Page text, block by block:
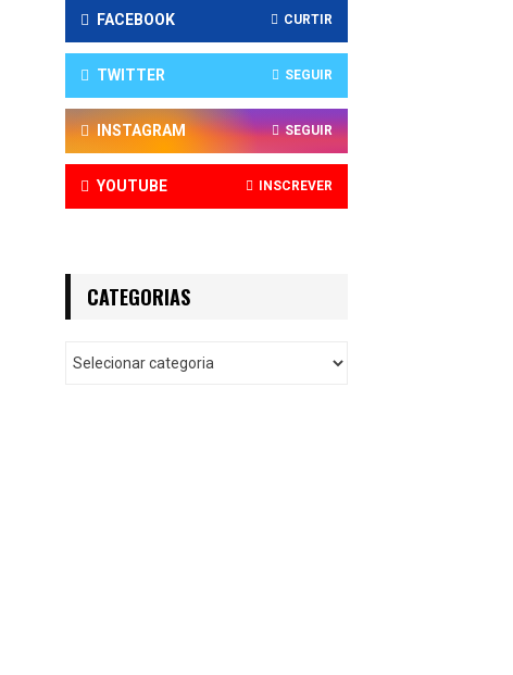
FACEBOOK CURTIR
TWITTER SEGUIR
INSTAGRAM SEGUIR
YOUTUBE INSCREVER
CATEGORIAS